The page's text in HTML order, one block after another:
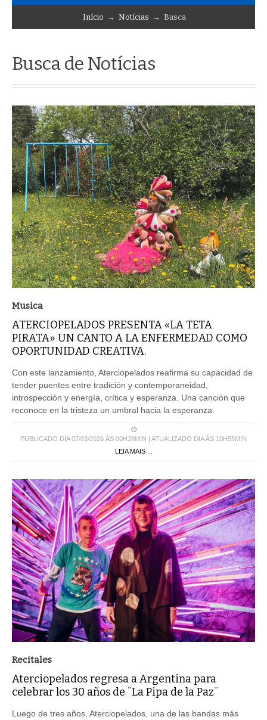
Início → Notícias → Busca
Busca de Notícias
Musica
ATERCIOPELADOS PRESENTA «LA TETA
PIRATA» UN CANTO A LA ENFERMEDAD COMO
OPORTUNIDAD CREATIVA.
Con este lanzamiento, Aterciopelados reafirma su capacidad de
tender puentes entre tradición y contemporaneidad,
introspección y energía, crítica y esperanza. Una canción que
reconoce en la tristeza un umbral hacia la esperanza.
PUBLICADO DIA 07/03/2026 ÀS 00H28MIN | ATUALIZADO DIA ÀS 10H55MIN
LEIA MAIS ...
Recitales
Aterciopelados regresa a Argentina para
celebrar los 30 años de ¨La Pipa de la Paz¨
Luego de tres años, Aterciopelados, una de las bandas más